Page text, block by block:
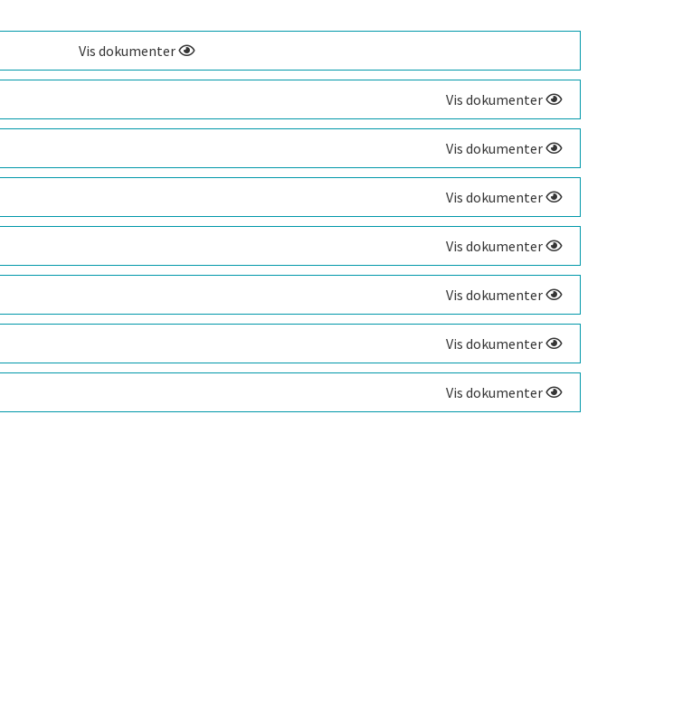
Vis dokumenter
Vis dokumenter
Vis dokumenter
Vis dokumenter
Vis dokumenter
Vis dokumenter
Vis dokumenter
Vis dokumenter